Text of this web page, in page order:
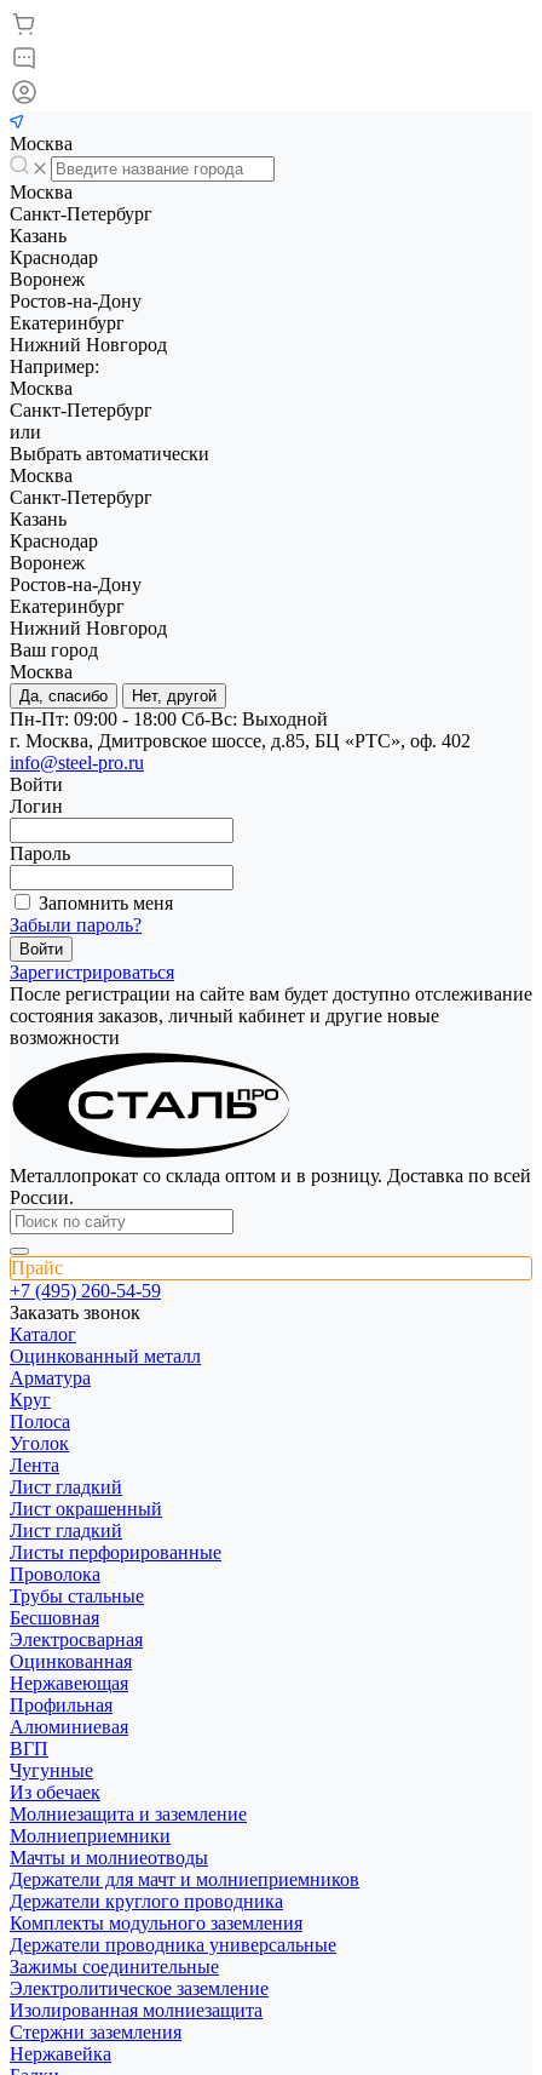
Москва
Москва
Санкт-Петербург
Казань
Краснодар
Воронеж
Ростов-на-Дону
Екатеринбург
Нижний Новгород
Например:
Москва
Санкт-Петербург
или
Выбрать автоматически
Москва
Санкт-Петербург
Казань
Краснодар
Воронеж
Ростов-на-Дону
Екатеринбург
Нижний Новгород
Ваш город
Москва
Да, спасибо Нет, другой
Пн-Пт: 09:00 - 18:00 Cб-Вс: Выходной
г. Москва, Дмитровское шоссе, д.85, БЦ «РТС», оф. 402
info@steel-pro.ru
Войти
Логин
Пароль
Запомнить меня
Забыли пароль?
Зарегистрироваться
После регистрации на сайте вам будет доступно отслеживание
состояния заказов, личный кабинет и другие новые
возможности
Металлопрокат со склада оптом и в розницу. Доставка по всей
России.
Прайс
+7 (495) 260-54-59
Заказать звонок
Каталог
Оцинкованный металл
Арматура
Круг
Полоса
Уголок
Лента
Лист гладкий
Лист окрашенный
Лист гладкий
Листы перфорированные
Проволока
Трубы стальные
Бесшовная
Электросварная
Оцинкованная
Нержавеющая
Профильная
Алюминиевая
ВГП
Чугунные
Из обечаек
Молниезащита и заземление
Молниеприемники
Мачты и молниеотводы
Держатели для мачт и молниеприемников
Держатели круглого проводника
Комплекты модульного заземления
Держатели проводника универсальные
Зажимы соединительные
Электролитическое заземление
Изолированная молниезащита
Стержни заземления
Нержавейка